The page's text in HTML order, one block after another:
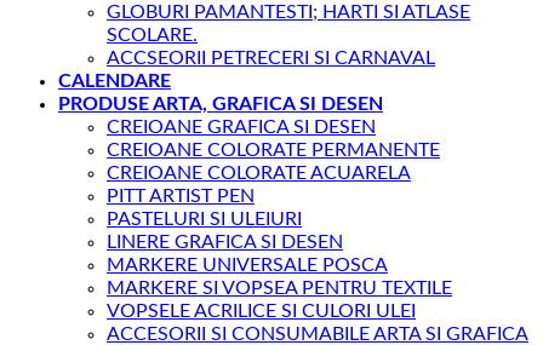
GLOBURI PAMANTESTI; HARTI SI ATLASE
SCOLARE.
ACCSEORII PETRECERI SI CARNAVAL
CALENDARE
PRODUSE ARTA, GRAFICA SI DESEN
CREIOANE GRAFICA SI DESEN
CREIOANE COLORATE PERMANENTE
CREIOANE COLORATE ACUARELA
PITT ARTIST PEN
PASTELURI SI ULEIURI
LINERE GRAFICA SI DESEN
MARKERE UNIVERSALE POSCA
MARKERE SI VOPSEA PENTRU TEXTILE
VOPSELE ACRILICE SI CULORI ULEI
ACCESORII SI CONSUMABILE ARTA SI GRAFICA